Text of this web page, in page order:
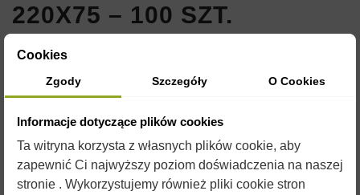
220X75 – 100 SZT.
Indeks:
8,00 zł
Brutto
ETYKIETA SAMOPRZYLEPNA 220X75MM
PACZKA ZAWIERA 100SZT.
Cookies
Zgody Szczegóły O Cookies
Informacje dotyczące plików cookies
Ta witryna korzysta z własnych plików cookie, aby
zapewnić Ci najwyższy poziom doświadczenia na naszej
stronie . Wykorzystujemy również pliki cookie stron